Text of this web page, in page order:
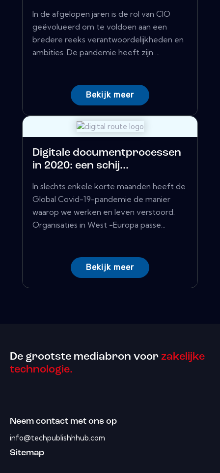
In de afgelopen jaren is de rol van CIO
geëvolueerd om te voldoen aan een
bredere reeks verantwoordelijkheden en
ambities. De pandemie heeft zijn ...
Bekijk meer
Digitale documentprocessen
in 2020: een schij...
In slechts enkele korte maanden heeft de
Global Covid-19-pandemie de manier
waarop we werken en leven verstoord.
Organisaties in West -Europa passe...
Bekijk meer
De grootste mediabron voor zakelijke
technologie.
Neem contact met ons op
info@techpublishhhub.com
Sitemap